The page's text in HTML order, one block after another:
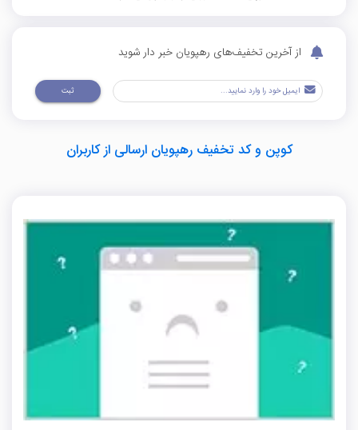
از آخرین تخفیف‌های رهپویان خبر دار شوید
ثبت
کوپن و کد تخفیف رهپویان ارسالی از کاربران